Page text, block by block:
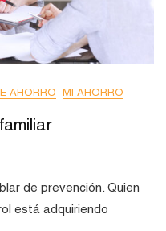
AHORRO MI AHORRO
de prevención. Quien
está adquiriendo